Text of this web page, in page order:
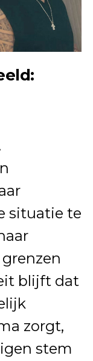
situatie te
blijft dat
zorgt,
stem